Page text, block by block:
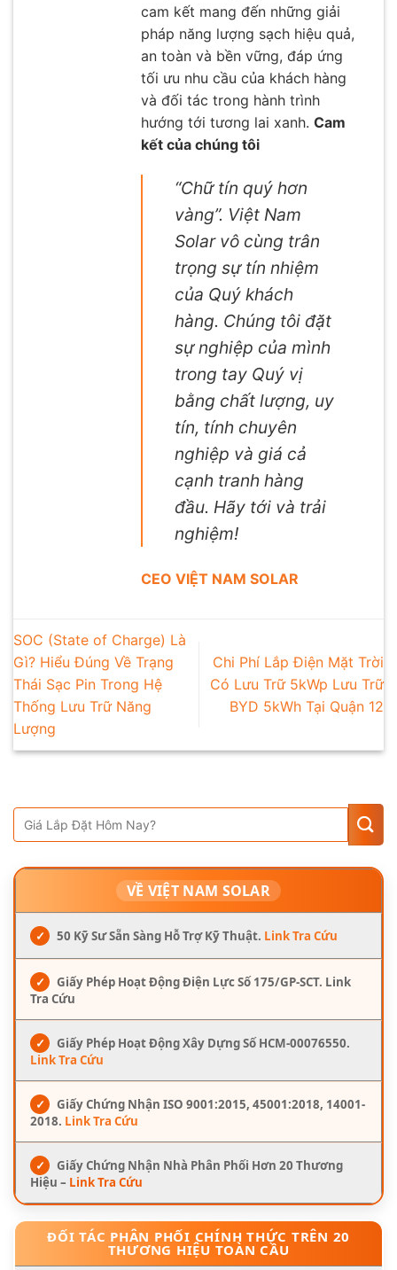
cam kết mang đến những giải
pháp năng lượng sạch hiệu quả,
an toàn và bền vững, đáp ứng
tối ưu nhu cầu của khách hàng
và đối tác trong hành trình
hướng tới tương lai xanh. Cam
kết của chúng tôi
“Chữ tín quý hơn
vàng”. Việt Nam
Solar vô cùng trân
trọng sự tín nhiệm
của Quý khách
hàng. Chúng tôi đặt
sự nghiệp của mình
trong tay Quý vị
bằng chất lượng, uy
tín, tính chuyên
nghiệp và giá cả
cạnh tranh hàng
đầu. Hãy tới và trải
nghiệm!
CEO VIỆT NAM SOLAR
SOC (State of Charge) Là
Gì? Hiểu Đúng Về Trạng
Thái Sạc Pin Trong Hệ
Thống Lưu Trữ Năng
Lượng
Chi Phí Lắp Điện Mặt Trời
Có Lưu Trữ 5kWp Lưu Trữ
BYD 5kWh Tại Quận 12
VỀ VIỆT NAM SOLAR
✓ 50 Kỹ Sư Sẵn Sàng Hỗ Trợ Kỹ Thuật. Link Tra Cứu
✓
Giấy Phép Hoạt Động Điện Lực Số 175/GP-SCT. Link
Tra Cứu
✓
Giấy Phép Hoạt Động Xây Dựng Số HCM-00076550.
Link Tra Cứu
✓
Giấy Chứng Nhận ISO 9001:2015, 45001:2018, 14001-
2018. Link Tra Cứu
✓
Giấy Chứng Nhận Nhà Phân Phối Hơn 20 Thương
Hiệu – Link Tra Cứu
ĐỐI TÁC PHÂN PHỐI CHÍNH THỨC TRÊN 20
THƯƠNG HIỆU TOÀN CẦU